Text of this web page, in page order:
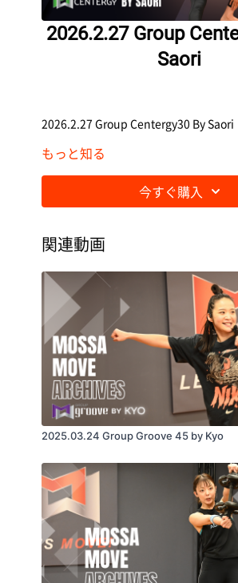
2026.2.27 Group
Saori
2026.2.27 Group Centergy30 By Saori
もっと知る
今すぐ購入
関連動画
2025.03.24 Group Groove 45 by Kyo